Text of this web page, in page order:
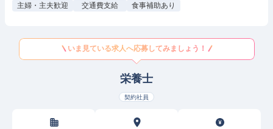
主婦・主夫歓迎 交通費支給 食事補助あり
いま見ている求人へ応募してみましょう！
栄養士
契約社員